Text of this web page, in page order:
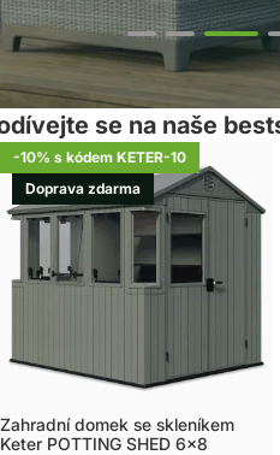
se na naše
-10% s kódem KETER-10
Doprava zdarma
Zahradní domek se skleníkem
Keter POTTING SHED 6x8